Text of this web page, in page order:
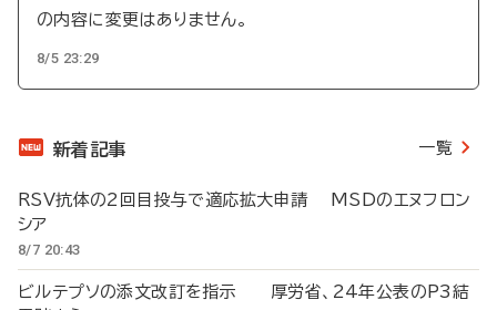
の内容に変更はありません。
8/5 23:29
新着記事 一覧
RSV抗体の2回目投与で適応拡大申請 MSDのエヌフロン
シア
8/7 20:43
ビルテプソの添文改訂を指示 厚労省、24年公表のP3結